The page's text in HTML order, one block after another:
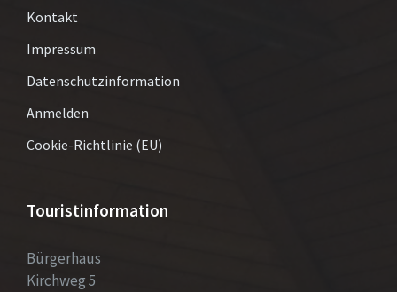
Kontakt
Impressum
Datenschutzinformation
Anmelden
Cookie-Richtlinie (EU)
Touristinformation
Bürgerhaus
Kirchweg 5